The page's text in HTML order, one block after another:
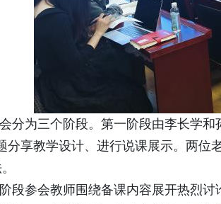
分为三个阶段。第一阶段由李长学
分享教学设计、进行说课展示。两位
段参会教师围绕备课内容展开热烈